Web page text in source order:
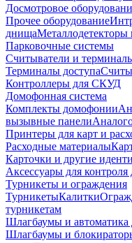
Досмотровое
Прочее оборудование
днищаМеталлодетекторы
Парковочные системы
Считыватели и
Терминалы доступа
Контроллеры для СКУД
Домофонная система
Комплекты домофонии
вызывные панели
Принтеры для карт и
Расходные материалы
Карточки и другие
Аксессуары для контроля
Турникеты и ограждения
ТурникетыКалитки
турникетам
Шлагбаумы и автоматика
Шлагбаумы и